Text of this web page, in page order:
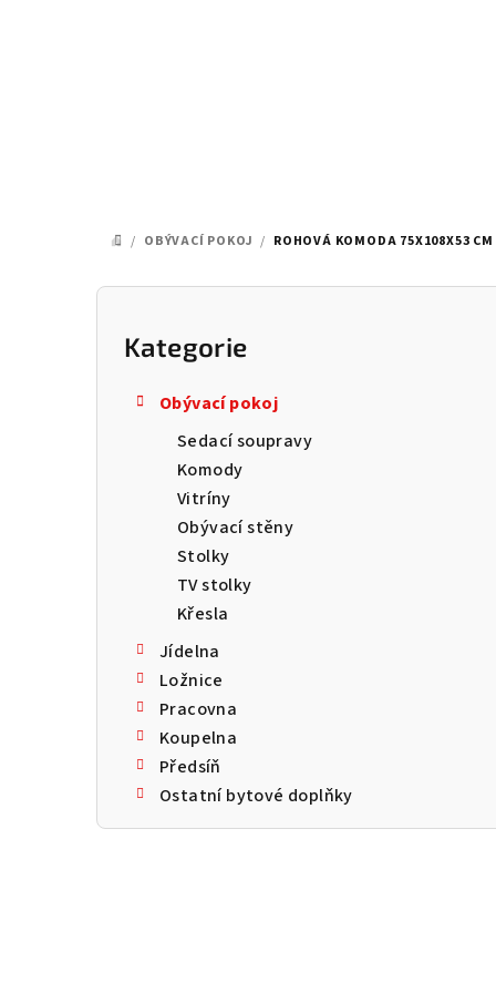
DOMŮ
/ OBÝVACÍ POKOJ / ROHOVÁ KOMODA 75X108X53
P
Přeskočit
kategorie
Kategorie
Obývací pokoj
Sedací soupravy
Komody
Vitríny
Obývací stěny
Stolky
TV stolky
Křesla
Jídelna
Ložnice
Pracovna
Koupelna
Předsíň
Ostatní bytové doplňky